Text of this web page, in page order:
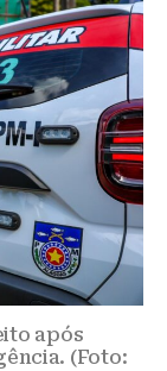
após
(Foto: